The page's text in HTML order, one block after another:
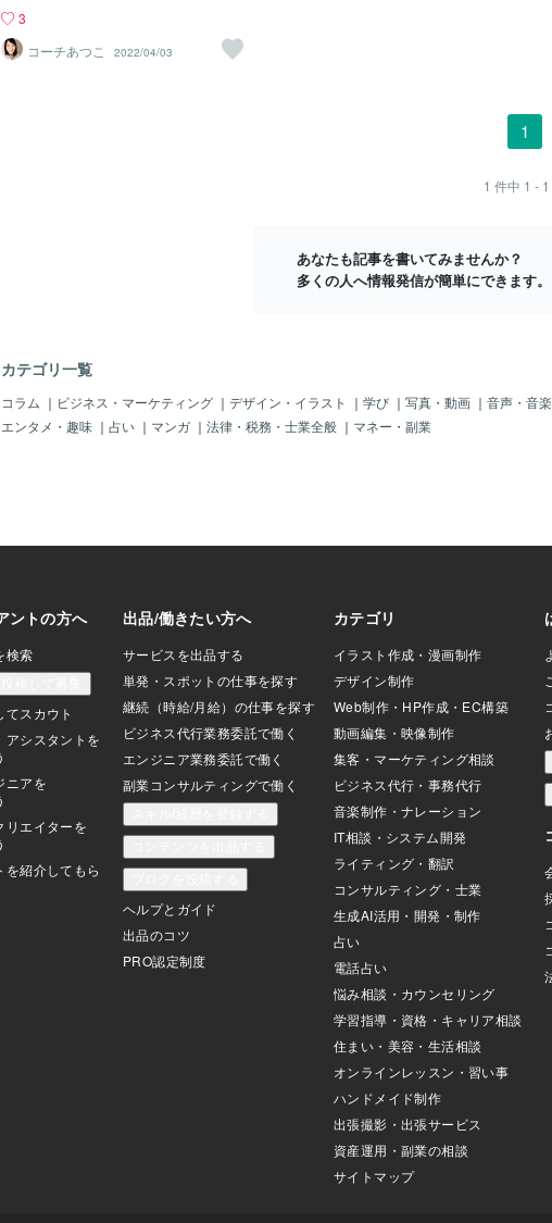
いです♪今の私のライフスタイルは私に
とってベストのスタイルとペースを基本
に、 なんだか調子よくないな〜と思えば
を習慣にしているということです♪こん
な生活をしていると、いくら元がイモ娘
であろうとどんなに方言でなまっていよ
うと たとえ婚活市場では不利と言われる
40才オーバーであろうと(※どれも私のこ
す！笑というわけで次回から少し恥ずか
しいのですが、私の失敗エピソードをお
話しようかなと思っています。お楽しみ
に？！
3
コーチあつこ
2022/04/03
1
1 件中 1 - 1
あなたも記事を書いてみませんか？
多くの人へ情報発信が簡単にできます。
カテゴリ一覧
コラム ｜ ビジネス・マーケティング ｜ デザイン・イラスト ｜ 学び ｜ 写真・動画 ｜ 音声・音楽
エンタメ・趣味 ｜ 占い ｜ マンガ ｜ 法律・税務・士業全般 ｜ マネー・副業